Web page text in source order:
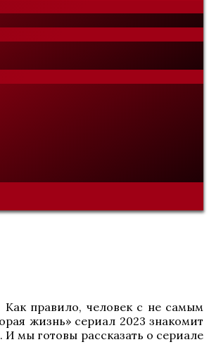
Как правило, человек с не самым
жизнь» сериал 2023 знакомит
мы готовы рассказать о сериале